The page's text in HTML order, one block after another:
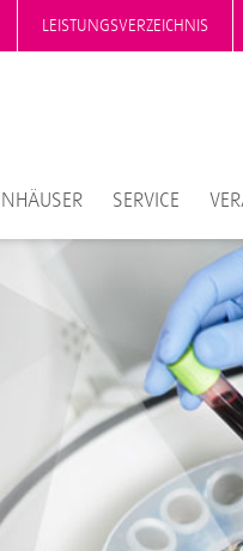
LEISTUNGSVERZEICHNIS
SERVICE